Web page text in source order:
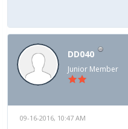
DD040
Junior Member
09-16-2016, 10:47 AM